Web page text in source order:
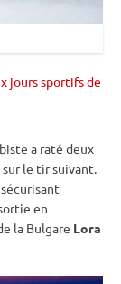
jours sportifs de
a raté deux
le tir suivant.
en
la Bulgare Lora